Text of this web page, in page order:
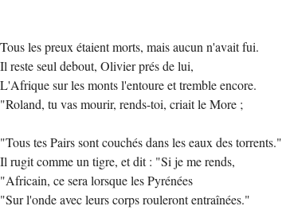
Tous les preux étaient morts, mais aucun n'avait fui.
Il reste seul debout, Olivier prés de lui,
L'Afrique sur les monts l'entoure et tremble encore.
"Roland, tu vas mourir, rends-toi, criait le More ;
"Tous tes Pairs sont couchés dans les eaux des torrents."
Il rugit comme un tigre, et dit : "Si je me rends,
"Africain, ce sera lorsque les Pyrénées
"Sur l'onde avec leurs corps rouleront entraînées."